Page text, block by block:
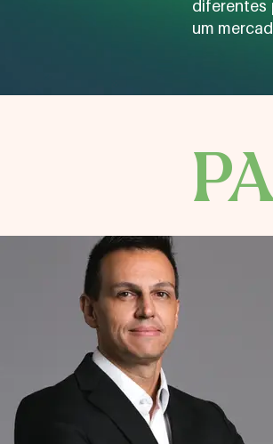
diferentes
um